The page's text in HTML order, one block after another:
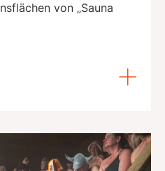
von „Sauna